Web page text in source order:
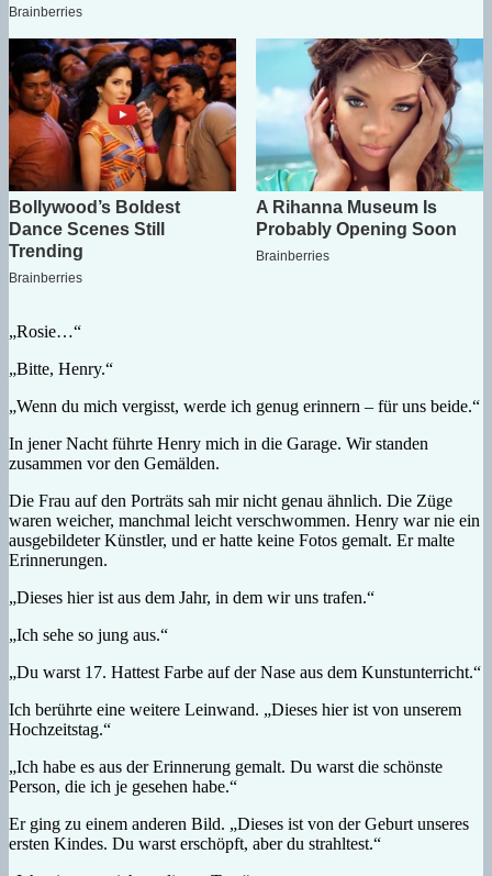
„Rosie…“
„Bitte, Henry.“
„Wenn du mich vergisst, werde ich genug erinnern – für uns beide.“
In jener Nacht führte Henry mich in die Garage. Wir standen
zusammen vor den Gemälden.
Die Frau auf den Porträts sah mir nicht genau ähnlich. Die Züge
waren weicher, manchmal leicht verschwommen. Henry war nie ein
ausgebildeter Künstler, und er hatte keine Fotos gemalt. Er malte
Erinnerungen.
„Dieses hier ist aus dem Jahr, in dem wir uns trafen.“
„Ich sehe so jung aus.“
„Du warst 17. Hattest Farbe auf der Nase aus dem Kunstunterricht.“
Ich berührte eine weitere Leinwand. „Dieses hier ist von unserem
Hochzeitstag.“
„Ich habe es aus der Erinnerung gemalt. Du warst die schönste
Person, die ich je gesehen habe.“
Er ging zu einem anderen Bild. „Dieses ist von der Geburt unseres
ersten Kindes. Du warst erschöpft, aber du strahltest.“